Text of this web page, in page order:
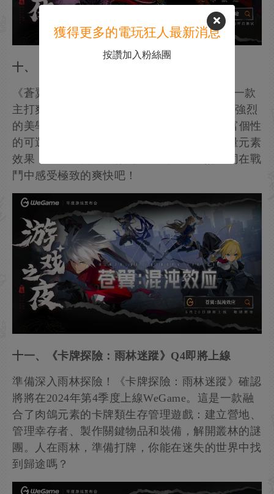
十、《蒼翼：混沌效應》5月21日上線
《蒼翼：混沌效應》將於5月21日上線！作為一款
主打爽快連招的Rogue動作遊戲，它有著風格強烈
的美學呈現、極具張力的動作演出，10位極富個性
的可選角色，上百種招式自由構建，搭配海量元素
效果，塑造出獨屬於你的最強鬥士，不妨一同在戰
鬥中感受極致的爽快吧！
十一、《卡牌探險：雨林迷蹤》Q4即將上線
準備深入雨林探險！《卡牌探險：雨林迷蹤》確認
將將在2024年第4季度上線WeGame。這是一款融
合了肉鴿元素的卡牌類生存管理遊戲：建立營地、
管理幸存者、製作關鍵物品和裝備，解開叢林的謎
團。人在雨林，準備打牌，你能在迷失的世界中找
到歸途嗎？
獲得更多的電玩狂人最新消息
按讚加入粉絲團